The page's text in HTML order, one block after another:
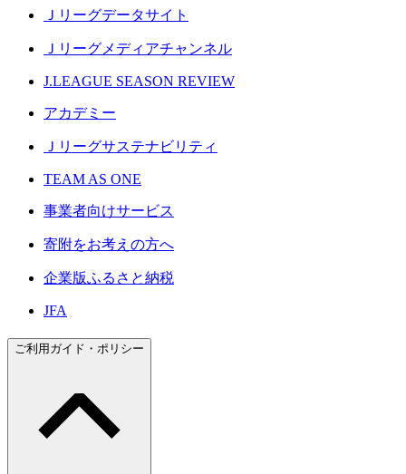
Ｊリーグデータサイト
Ｊリーグメディアチャンネル
J.LEAGUE SEASON REVIEW
アカデミー
Ｊリーグサステナビリティ
TEAM AS ONE
事業者向けサービス
寄附をお考えの方へ
企業版ふるさと納税
JFA
ご利用ガイド・ポリシー